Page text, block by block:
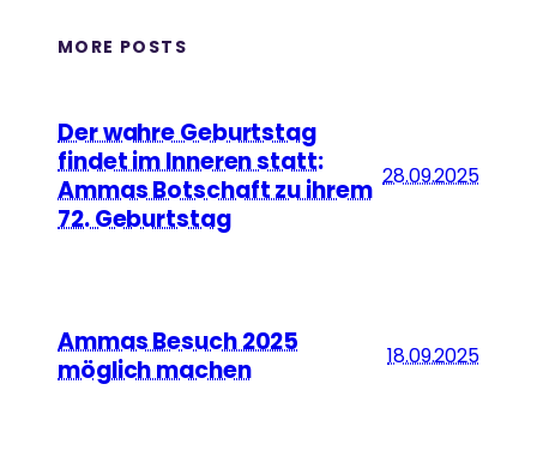
MORE POSTS
Der wahre Geburtstag
findet im Inneren statt:
Ammas Botschaft zu ihrem
72. Geburtstag
28.09.2025
Ammas Besuch 2025
möglich machen
18.09.2025